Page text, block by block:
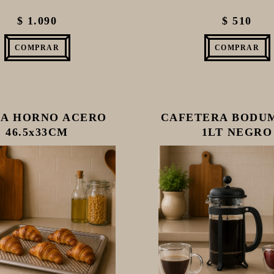
$ 1.090
COMPRAR
$ 510
COMPRAR
HORNO ACERO
46.5x33CM
CAFETERA
1LT NEGRO